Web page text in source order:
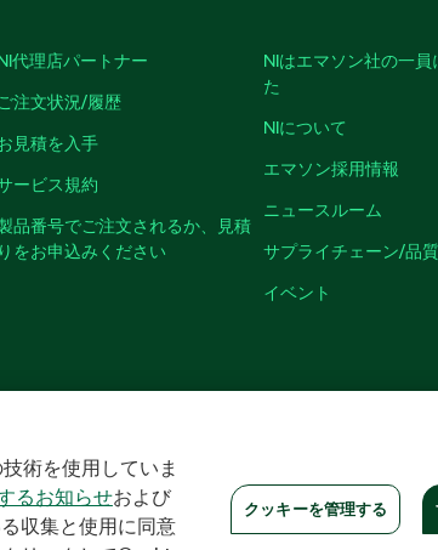
代理店パートナー
ご注文状況/履歴
見積を入手
ービス規約
品番号でご注文されるか、見積
りをお申込みください
NIはエマソン社の一員
た
NIについて
エマソン採用情報
ニュースルーム
サプライチェーン/品質
イベント
©NATIONAL INSTRUMENTS CORP. ALL RIGHTS RESERVED.
術を使用していま
るお知らせおよび
収集と使用に同意
クッキーを管理する